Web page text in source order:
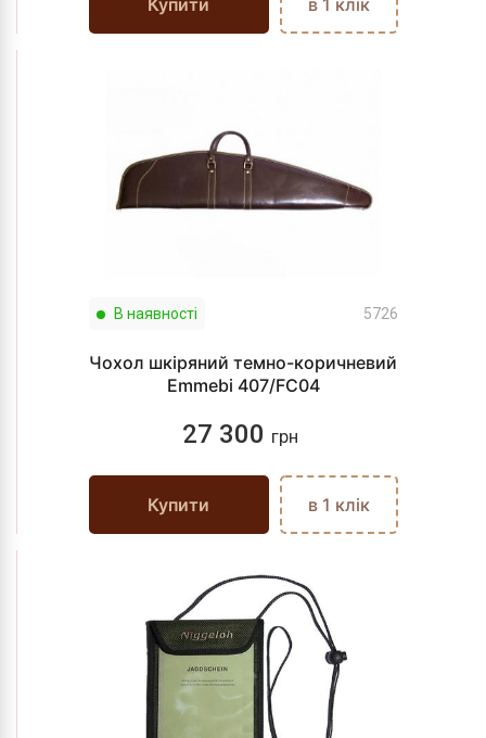
Купити в 1 клік
В наявності 5726
Чохол шкіряний темно-коричневий
Emmebi 407/FC04
27 300 грн
Купити в 1 клік